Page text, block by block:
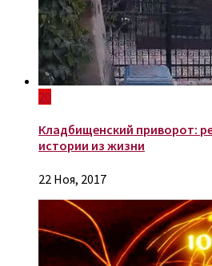
20
Кладбищенский приворот:
истории из жизни
22 Ноя, 2017